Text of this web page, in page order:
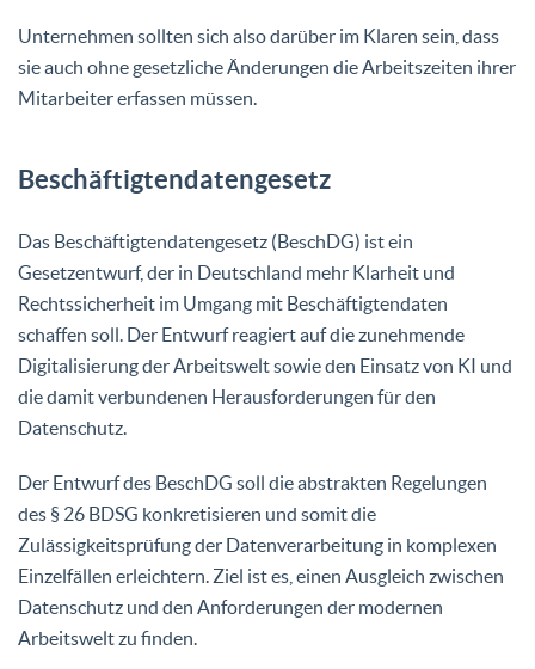
Unternehmen sollten sich also darüber im Klaren sein, dass
sie auch ohne gesetzliche Änderungen die Arbeitszeiten ihrer
Mitarbeiter erfassen müssen.
Beschäftigtendatengesetz
Das Beschäftigtendatengesetz (BeschDG) ist ein
Gesetzentwurf, der in Deutschland mehr Klarheit und
Rechtssicherheit im Umgang mit Beschäftigtendaten
schaffen soll. Der Entwurf reagiert auf die zunehmende
Digitalisierung der Arbeitswelt sowie den Einsatz von KI und
die damit verbundenen Herausforderungen für den
Datenschutz.
Der Entwurf des BeschDG soll die abstrakten Regelungen
des § 26 BDSG konkretisieren und somit die
Zulässigkeitsprüfung der Datenverarbeitung in komplexen
Einzelfällen erleichtern. Ziel ist es, einen Ausgleich zwischen
Datenschutz und den Anforderungen der modernen
Arbeitswelt zu finden.